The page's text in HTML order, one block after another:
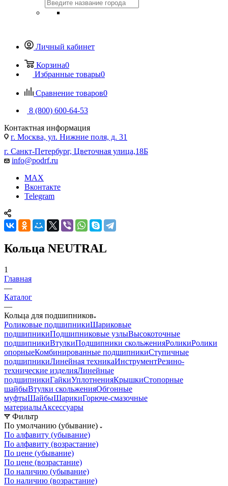
Личный кабинет
Корзина0
Избранные товары0
Сравнение товаров0
8 (800) 600-64-53
Контактная информация
г. Москва, ул. Нижние поля, д. 31
г. Санкт-Петербург, Цветочная улица,18Б
info@podrf.ru
MAX
Вконтакте
Telegram
Кольца NEUTRAL
1
Главная
—
Каталог
—
Кольца для подшипников
Роликовые подшипникиШариковые
подшипникиПодшипниковые узлыВысокоточные
подшипникиВтулкиПодшипники скольженияРоликиРолики
опорныеКомбинированные подшипникиСтупичные
подшипникиЛинейная техникаИнструментРезино-
технические изделияЛинейные
подшипникиГайкиУплотненияКрышкиСтопорные
шайбыВтулки скольженияОбгонные
муфтыШайбыШарикиГорюче-смазочные
материалыАксессуары
Фильтр
По умолчанию (убывание)
По алфавиту (убывание)
По алфавиту (возрастание)
По цене (убывание)
По цене (возрастание)
По наличию (убывание)
По наличию (возрастание)